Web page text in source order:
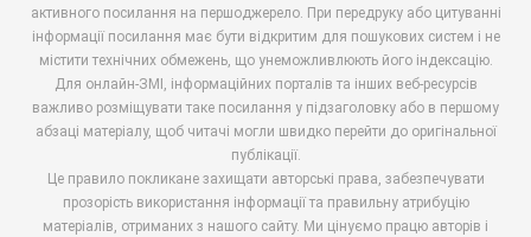
активного посилання на першоджерело. При передруку або цитуванні
інформації посилання має бути відкритим для пошукових систем і не
містити технічних обмежень, що унеможливлюють його індексацію.
Для онлайн-ЗМІ, інформаційних порталів та інших веб-ресурсів
важливо розміщувати таке посилання у підзаголовку або в першому
абзаці матеріалу, щоб читачі могли швидко перейти до оригінальної
публікації.
Це правило покликане захищати авторські права, забезпечувати
прозорість використання інформації та правильну атрибуцію
матеріалів, отриманих з нашого сайту. Ми цінуємо працю авторів і